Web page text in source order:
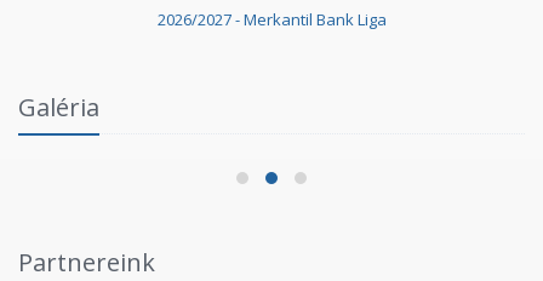
2026/2027 - Merkantil Bank Liga
Galéria
Fórumban
2026.06.03.
Partnereink